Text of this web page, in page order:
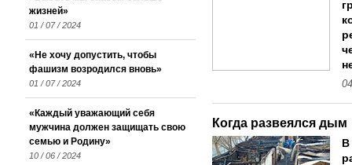
Когда развеялся дым
жизней»
01 / 07 / 2024
«Не хочу допустить, чтобы
фашизм возродился вновь»
01 / 07 / 2024
«Каждый уважающий себя
мужчина должен защищать свою
семью и Родину»
10 / 06 / 2024